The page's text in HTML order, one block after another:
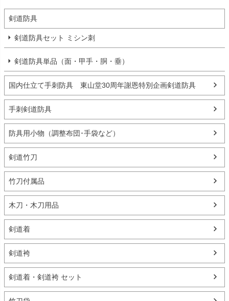
剣道防具
剣道防具セット ミシン刺
剣道防具単品（面・甲手・胴・垂）
国内仕立て手刺防具 東山堂30周年謝恩特別企画剣道防具
手刺剣道防具
防具用小物（調整布団･手袋など）
剣道竹刀
竹刀付属品
木刀・木刀用品
剣道着
剣道袴
剣道着・剣道袴 セット